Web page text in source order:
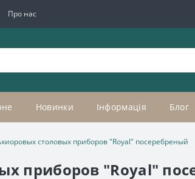
Про нас
Новинки Інформація Блог
столовых приборов "Royal" посеребреный
приборов "Royal"